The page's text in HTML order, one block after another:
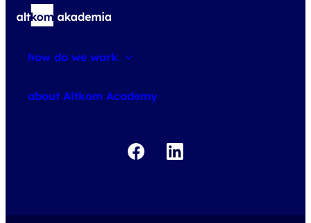
how do we work
about Altkom Academy